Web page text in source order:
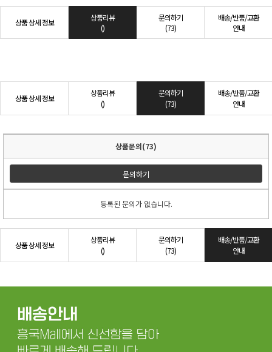
상품 상세 정보
상품리뷰
()
문의하기
(73)
배송/반품/교환
안내
상품 상세 정보
상품리뷰
()
문의하기
(73)
배송/반품/교환
안내
상품문의(73)
문의하기
등록된 문의가 없습니다.
상품 상세 정보
상품리뷰
()
문의하기
(73)
배송/반품/교환
안내